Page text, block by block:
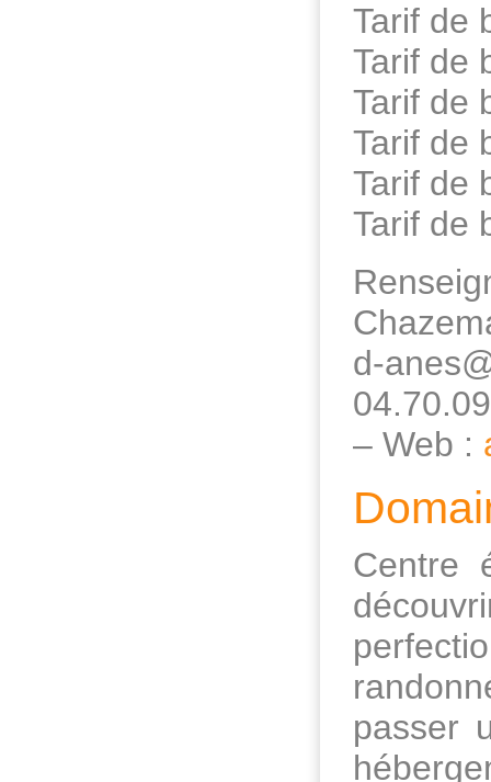
Tarif de
Tarif de
Tarif de
Tarif de
Tarif de
Tarif de
d-
– Web :
Centre
passer